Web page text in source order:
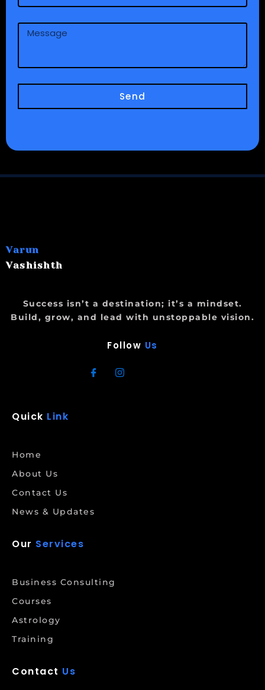
Message
Send
Varun
Vashishth
Success isn’t a destination; it’s a mindset.
Build, grow, and lead with unstoppable vision.
Follow Us
Quick Link
Home
About Us
Contact Us
News & Updates
Our Services
Business Consulting
Courses
Astrology
Training
Contact Us